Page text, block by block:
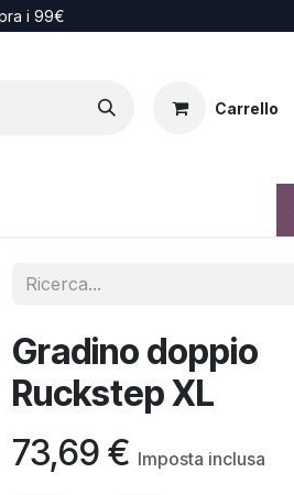
i 99€
Carrello
Gradino doppio
Ruckstep XL
73,69 € Imposta inclusa